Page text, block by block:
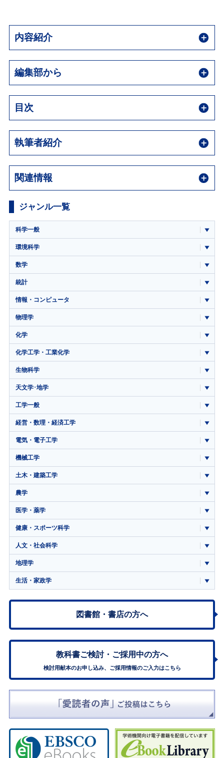
内容紹介
編集部から
目次
執筆者紹介
関連情報
ジャンル一覧
科学一般
環境科学
数学
統計
情報・コンピュータ
物理学
化学
化学工学・工業化学
生物科学
天文学･地学
工学一般
経営・数理・経済工学
電気・電子工学
機械工学
土木・建築工学
農学
医学・薬学
健康・スポーツ科学
人文・社会科学
地理学
生活・家政学
図書館・書店の方へ
教科書ご検討・ ご採用中の方へ
検討用献本のお申し込み、ご採用情報のご入力はこちら